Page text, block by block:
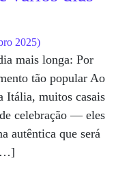
2025)
mais longa: Por
tão popular Ao
Itália, muitos casais
celebração — eles
autêntica que será
casais escolhem